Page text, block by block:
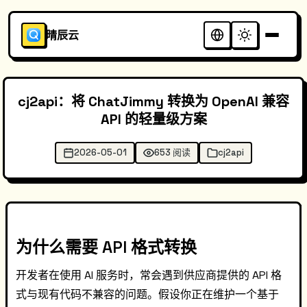
晴辰云
cj2api：将 ChatJimmy 转换为 OpenAI 兼容
API 的轻量级方案
2026-05-01 653 阅读 cj2api
为什么需要 API 格式转换
开发者在使用 AI 服务时，常会遇到供应商提供的 API 格
式与现有代码不兼容的问题。假设你正在维护一个基于